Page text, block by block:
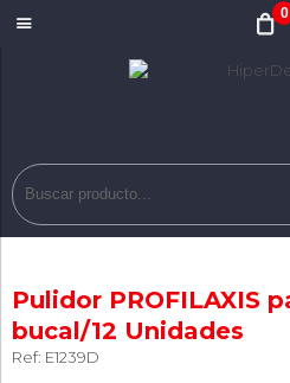
0
Pulidor PROFILAXIS
bucal/12 Unidades
Ref: E1239D